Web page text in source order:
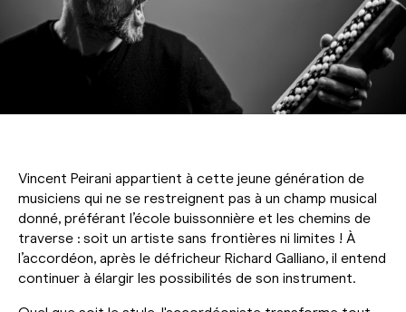
Vincent Peirani appartient à cette jeune génération de
musiciens qui ne se restreignent pas à un champ musical
donné, préférant l’école buissonnière et les chemins de
traverse : soit un artiste sans frontières ni limites ! À
l’accordéon, après le défricheur Richard Galliano, il entend
continuer à élargir les possibilités de son instrument.